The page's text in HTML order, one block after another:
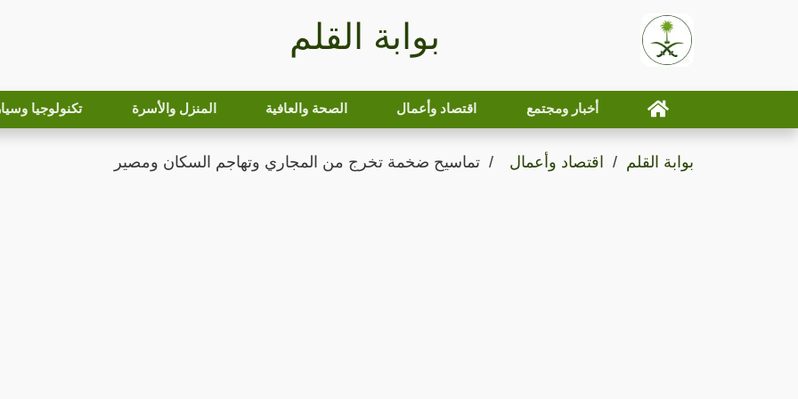
بوابة القلم
أخبار ومجتمع اقتصاد وأعمال الصحة والعافية المنزل والأسرة تكنولوجيا
بوابة القلم اقتصاد وأعمال تماسيح ضخمة تخرج من المجاري وتهاجم السكان ومصير